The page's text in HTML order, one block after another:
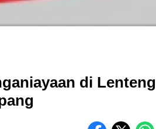
di Lenteng